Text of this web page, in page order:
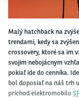
Malý hatchback na
trendami, kedy sa
crossovery, ktoré sa im
svojim nebojácnym
pokiaľ ide do cenníka.
bol doposiaľ na náš trh
príchod elektromobilu